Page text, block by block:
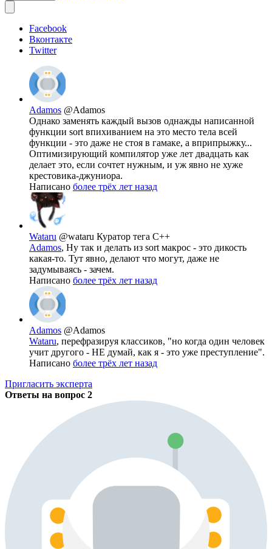
Facebook
Вконтакте
Twitter
Adamos @Adamos
Однако заменять каждый вызов однажды написанной
функции sort впихиванием на это место тела всей
функции - это даже не стоя в гамаке, а вприпрыжку...
Оптимизирующий компилятор уже лет двадцать как
делает это, если сочтет нужным, и уж явно не хуже
крестовика-джуниора.
Написано более трёх лет назад
Wataru @wataru Куратор тега C++
Adamos, Ну так и делать из sort макрос - это дикость
какая-то. Тут явно, делают что могут, даже не
задумываясь - зачем.
Написано более трёх лет назад
Adamos @Adamos
Wataru, перефразируя классиков, "но когда один человек
учит другого - НЕ думай, как я - это уже преступление".
Написано более трёх лет назад
Пригласить эксперта
Ответы на вопрос 2